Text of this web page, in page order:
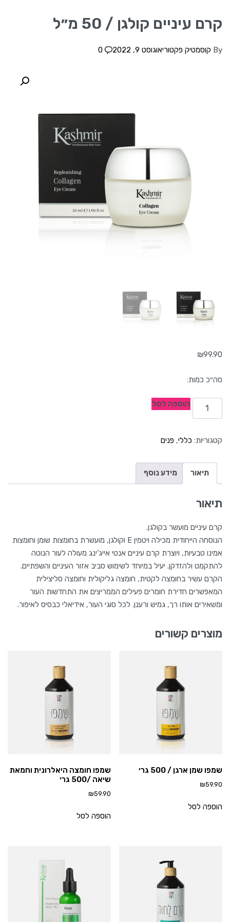
קרם עיניים קולגן / 50 מ״ל
By קוסמטיק פקטוריאוגוסט 9, 2022
₪99.90
הוספה לסל
קטגוריות: כללי, פנים
תיאור מידע נוסף
תיאור
קרם עיניים מועשר בקולגן.
הנוסחה הייחודית מכילה ויטמין E וקולגן, מועשרת בחומצות שומן וחומצות
אמינו טבעיות, ויוצרת קרם עיניים אנטי אייג’ינג מעולה לעור הנוטה
להתקמט ולהזדקן. יעיל במיוחד לשימוש סביב אזור העיניים והשפתיים.
הקרם עשיר בחומצה לקטית, חומצה גליקולית וחומצה סליצילית
המאפשרים חדירת חומרים פעילים הממריצים את התחדשות העור
ומשאירים אותו רך, גמיש ורענן. לכל סוגי העור, אידיאלי כבסיס לאיפור.
מוצרים קשורים
שמפו שמן ארגן / 500 גר׳
₪59.90
הוספה לסל
שמפו חומצה היאלרונית וחמאת
שיאה /500 גר׳
₪59.90
הוספה לסל